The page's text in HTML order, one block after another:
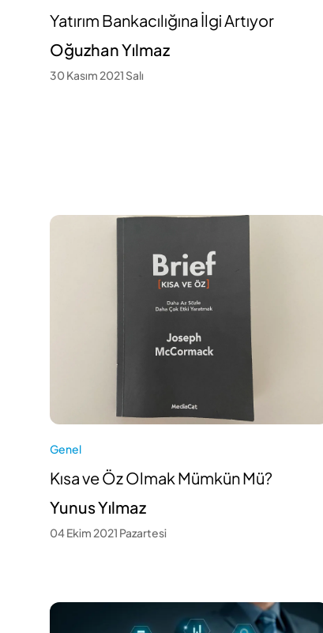
Yatırım Bankacılığına İlgi Artıyor
Oğuzhan Yılmaz
30 Kasım 2021 Salı
Genel
Kısa ve Öz Olmak Mümkün Mü?
Yunus Yılmaz
04 Ekim 2021 Pazartesi